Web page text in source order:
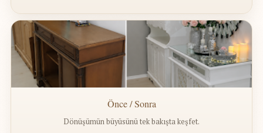
Önce / Sonra
Dönüşümün büyüsünü tek bakışta keşfet.